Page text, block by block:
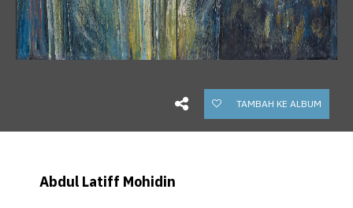
TAMBAH KE ALBUM
Abdul Latiff Mohidin